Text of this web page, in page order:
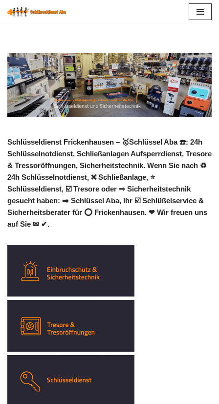
Schlüsseldienst Frickenhausen – 🥇Schlüssel Aba ☎️: 24h
Schlüsselnotdienst, Schließanlagen Aufsperrdienst, Tresore
& Tressoröffnungen, Sicherheitstechnik. Wenn Sie nach ♻
24h Schlüsselnotdienst, ❌ Schließanlage, ⭐
Schlüsseldienst, ☑️ Tresore oder ⇒ Sicherheitstechnik
gesucht haben: ➡️ Schlüssel Aba, Ihr ☑️ Schlüßelservice &
Sicherheitsberater für ⭕ Frickenhausen. ❤ Wir freuen uns
auf Sie ✉ ✔.